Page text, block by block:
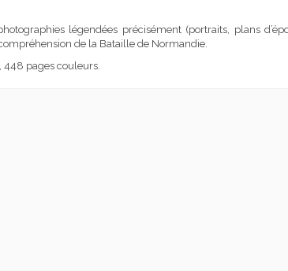
légendées précisément (portraits, plans
de la Bataille de Normandie.
pages couleurs.